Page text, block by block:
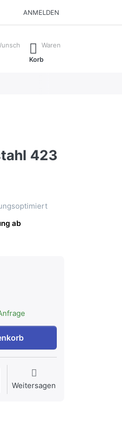
ANMELDEN
Sie die Eingabetaste, um alle
Waren
Korb
423
ab
423 x 187 x 9 mm,
Weitersagen